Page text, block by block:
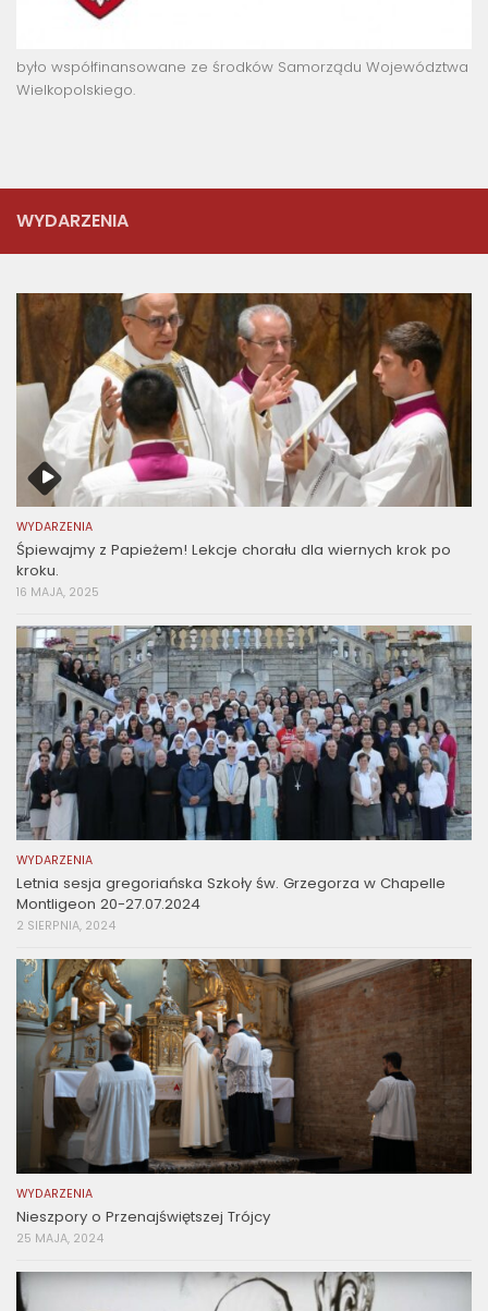
było współfinansowane ze środków Samorządu Województwa
Wielkopolskiego.
WYDARZENIA
WYDARZENIA
Śpiewajmy z Papieżem! Lekcje chorału dla wiernych krok po
kroku.
16 MAJA, 2025
WYDARZENIA
Letnia sesja gregoriańska Szkoły św. Grzegorza w Chapelle
Montligeon 20-27.07.2024
2 SIERPNIA, 2024
WYDARZENIA
Nieszpory o Przenajświętszej Trójcy
25 MAJA, 2024